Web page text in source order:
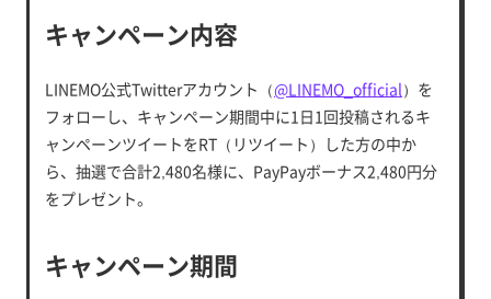
キャンペーン内容
LINEMO公式Twitterアカウント（@LINEMO_official）を
フォローし、キャンペーン期間中に1日1回投稿されるキ
ャンペーンツイートをRT（リツイート）した方の中か
ら、抽選で合計2,480名様に、PayPayボーナス2,480円分
をプレゼント。
キャンペーン期間